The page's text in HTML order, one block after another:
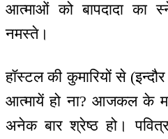
आत्माओं को बापदादा का
नमस्ते।
हॉस्टल की कुमारियों से
आत्मायें हो ना? आजकल के
अनेक बार श्रेष्ठ हो।